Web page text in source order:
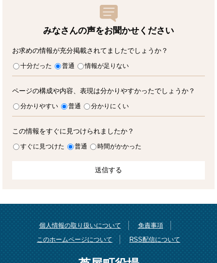
みなさんの声をお聞かせ ください
お求めの情報が充分掲載されてましたでしょうか？
十分だった 普通 情報が足りない
ページの構成や内容、表現は分かりやすかったでしょうか？
分かりやすい 普通 分かりにくい
この情報をすぐに見つけられましたか？
すぐに見つけた 普通 時間がかかった
個人情報の取り扱いについて
免責事項
このホームページについて
RSS配信について